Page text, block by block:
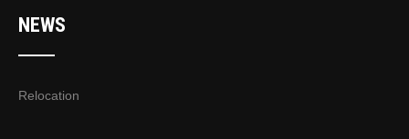
NEWS
Relocation